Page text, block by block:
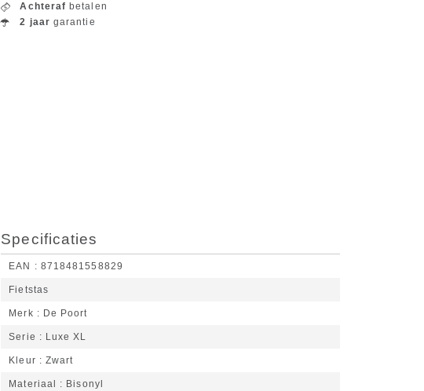
Achteraf betalen
2 jaar garantie
Specificaties
EAN 8718481558829
Fietstas
Merk De Poort
Serie Luxe XL
Kleur Zwart
Materiaal Bisonyl